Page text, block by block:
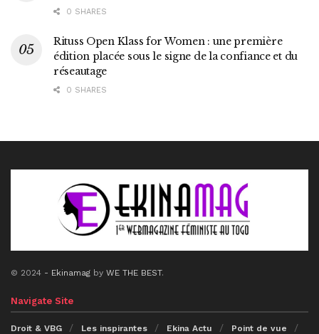
0 SHARES
Rituss Open Klass for Women : une première
édition placée sous le signe de la confiance et du
réseautage
0 SHARES
© 2024 - Ekinamag by WE THE BEST.
Navigate Site
Droit & VBG Les inspirantes Ekina Actu Point de vue